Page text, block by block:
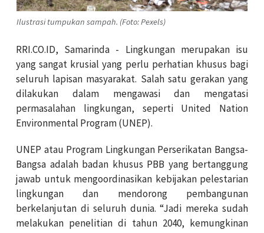
Ilustrasi tumpukan sampah. (Foto: Pexels)
RRI.CO.ID, Samarinda - Lingkungan merupakan isu
yang sangat krusial yang perlu perhatian khusus bagi
seluruh lapisan masyarakat. Salah satu gerakan yang
dilakukan dalam mengawasi dan mengatasi
permasalahan lingkungan, seperti United Nation
Environmental Program (UNEP).
UNEP atau Program Lingkungan Perserikatan Bangsa-
Bangsa adalah badan khusus PBB yang bertanggung
jawab untuk mengoordinasikan kebijakan pelestarian
lingkungan dan mendorong pembangunan
berkelanjutan di seluruh dunia. “Jadi mereka sudah
melakukan penelitian di tahun 2040, kemungkinan